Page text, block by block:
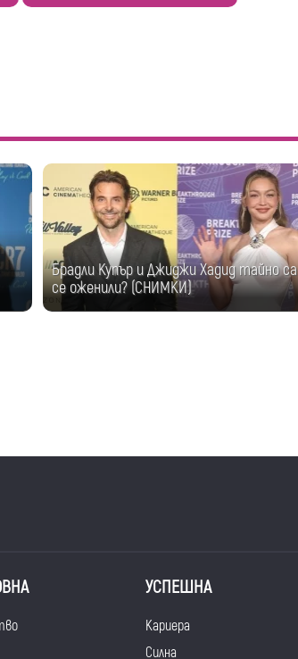
Брадли Купър и Джиджи Хадид тайно са
се оженили? (СНИМКИ)
УСПЕШНА
Кариера
Силна